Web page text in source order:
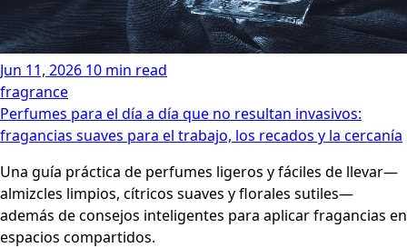
Jun 11, 2026 10 min read
fragrance
Perfumes para el día a día que no resultan invasivos:
fragancias suaves para el trabajo, los recados y la cercanía
Una guía práctica de perfumes ligeros y fáciles de llevar—
almizcles limpios, cítricos suaves y florales sutiles—
además de consejos inteligentes para aplicar fragancias en
espacios compartidos.